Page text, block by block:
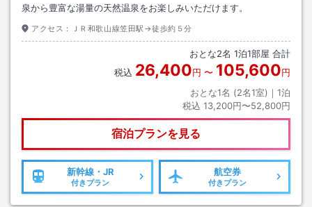
泉から豊富な湯量の天然温泉をお楽しみいただけます。
アクセス： ＪＲ和歌山線笠田駅→徒歩約５分
おとな2名 1泊1部屋 合計
税込 26,400円 〜 105,600円
おとな1名 (2名1室)｜ 1泊
税込 13,200円〜52,800円
宿泊プランを見る
新幹線・JR
付きプラン
航空券
付きプラン